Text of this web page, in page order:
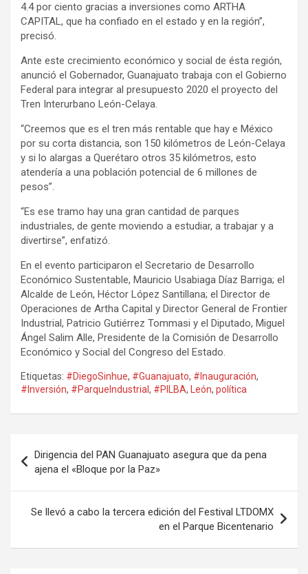
4.4 por ciento gracias a inversiones como ARTHA
CAPITAL, que ha confiado en el estado y en la región”,
precisó.
Ante este crecimiento económico y social de ésta región,
anunció el Gobernador, Guanajuato trabaja con el Gobierno
Federal para integrar al presupuesto 2020 el proyecto del
Tren Interurbano León-Celaya.
“Creemos que es el tren más rentable que hay e México
por su corta distancia, son 150 kilómetros de León-Celaya
y si lo alargas a Querétaro otros 35 kilómetros, esto
atendería a una población potencial de 6 millones de
pesos”.
“Es ese tramo hay una gran cantidad de parques
industriales, de gente moviendo a estudiar, a trabajar y a
divertirse”, enfatizó.
En el evento participaron el Secretario de Desarrollo
Económico Sustentable, Mauricio Usabiaga Díaz Barriga; el
Alcalde de León, Héctor López Santillana; el Director de
Operaciones de Artha Capital y Director General de Frontier
Industrial, Patricio Gutiérrez Tommasi y el Diputado, Miguel
Ángel Salim Alle, Presidente de la Comisión de Desarrollo
Económico y Social del Congreso del Estado.
Etiquetas: #DiegoSinhue, #Guanajuato, #Inauguración,
#Inversión, #ParqueIndustrial, #PILBA, León, política
de
entradas
Dirigencia del PAN Guanajuato asegura que da pena
ajena el «Bloque por la Paz»
Se llevó a cabo la tercera edición del Festival LTDOMX
en el Parque Bicentenario